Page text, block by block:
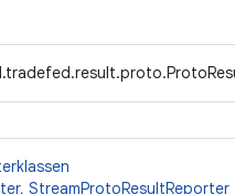
, StreamProtoResultReporter